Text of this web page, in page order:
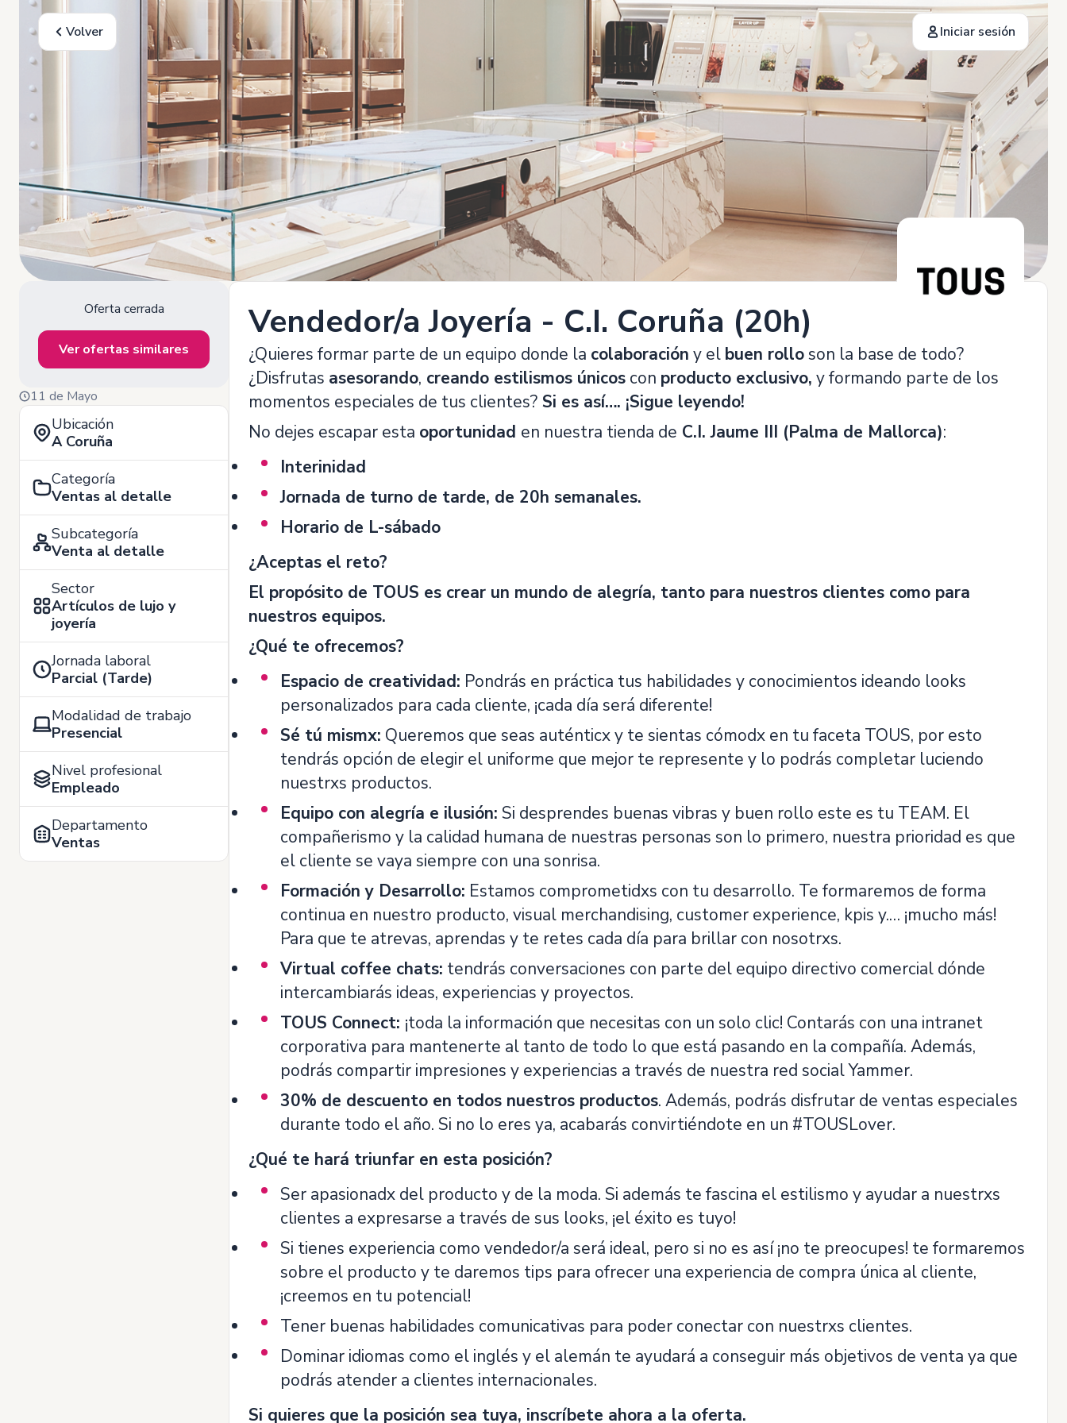
Volver Iniciar sesión
Oferta cerrada
Ver ofertas similares
11 de Mayo
Ubicación
A Coruña
Categoría
Ventas al detalle
Subcategoría
Venta al detalle
Sector
Artículos de lujo y
joyería
Jornada laboral
Parcial (Tarde)
Modalidad de trabajo
Presencial
Nivel profesional
Empleado
Departamento
Ventas
Vendedor/a Joyería - C.I. Coruña (20h)
¿Quieres formar parte de un equipo donde la colaboración y el buen rolloson la base de todo?
¿Disfrutas asesorando, creando estilismos únicos con producto exclusivo, y formando parte de los
momentos especiales de tus clientes? Si es así…. ¡Sigue leyendo!
No dejes escapar esta oportunidad en nuestra tienda de C.I. Jaume III (Palma de Mallorca):
Interinidad
Jornada de turno de tarde, de 20h semanales.
Horario de L-sábado
¿Aceptas el reto?
El propósito de TOUS es crear un mundo de alegría, tanto para nuestros clientes como para
nuestros equipos.
¿Qué te ofrecemos?
Espacio de creatividad: Pondrás en práctica tus habilidades y conocimientos ideando looks
personalizados para cada cliente, ¡cada día será diferente!
Sé tú mismx: Queremos que seas auténticx y te sientas cómodx en tu faceta TOUS, por esto
tendrás opción de elegir el uniforme que mejor te represente y lo podrás completar luciendo
nuestrxs productos.
Equipo con alegría e ilusión: Si desprendes buenas vibras y buen rollo este es tu TEAM. El
compañerismo y la calidad humana de nuestras personas son lo primero, nuestra prioridad es que
el cliente se vaya siempre con una sonrisa.
Formación y Desarrollo: Estamos comprometidxs con tu desarrollo. Te formaremos de forma
continua en nuestro producto, visual merchandising, customer experience, kpis y.… ¡mucho más!
Para que te atrevas, aprendas y te retes cada día para brillar con nosotrxs.
Virtual coffee chats: tendrás conversaciones con parte del equipo directivo comercial dónde
intercambiarás ideas, experiencias y proyectos.
TOUS Connect: ¡toda la información que necesitas con un solo clic! Contarás con una intranet
corporativa para mantenerte al tanto de todo lo que está pasando en la compañía. Además,
podrás compartir impresiones y experiencias a través de nuestra red social Yammer.
30% de descuento en todos nuestros productos. Además, podrás disfrutar de ventas especiales
durante todo el año. Si no lo eres ya, acabarás convirtiéndote en un #TOUSLover.
¿Qué te hará triunfar en esta posición?
Ser apasionadx del producto y de la moda. Si además te fascina el estilismo y ayudar a nuestrxs
clientes a expresarse a través de sus looks, ¡el éxito es tuyo!
Si tienes experiencia como vendedor/a será ideal, pero si no es así ¡no te preocupes! te formaremos
sobre el producto y te daremos tips para ofrecer una experiencia de compra única al cliente,
¡creemos en tu potencial!
Tener buenas habilidades comunicativas para poder conectar con nuestrxs clientes.
Dominar idiomas como el inglés y el alemán te ayudará a conseguir más objetivos de venta ya que
podrás atender a clientes internacionales.
Si quieres que la posición sea tuya, inscríbete ahora a la oferta.